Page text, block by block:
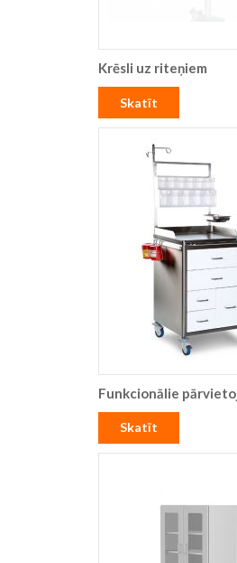
Krēsli uz riteņiem
Skatīt
Funkcionālie
Skatīt